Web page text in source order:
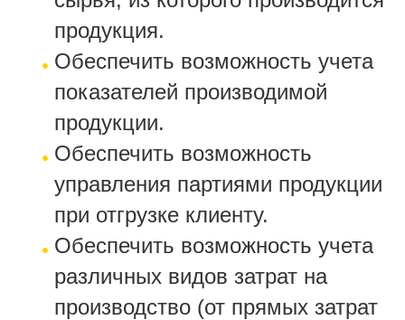
продукция.
Обеспечить возможность учета
показателей производимой
продукции.
Обеспечить возможность
управления партиями продукции
при отгрузке клиенту.
Обеспечить возможность учета
различных видов затрат на
производство (от прямых затрат